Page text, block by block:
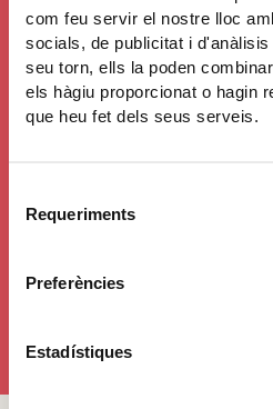
com feu servir el nostre lloc
socials, de publicitat i d'anàlisis
seu torn, ells la poden
els hàgiu proporcionat o hagin
que heu fet dels seus serveis.
Requeriments
Preferències
Estadístiques
Avaluacions de plans